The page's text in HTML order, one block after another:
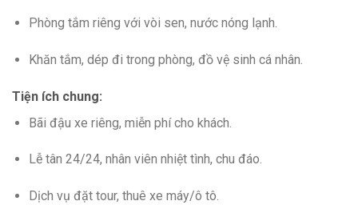
Phòng tắm riêng với vòi sen, nước nóng lạnh.
Khăn tắm, dép đi trong phòng, đồ vệ sinh cá nhân.
Tiện ích chung:
Bãi đậu xe riêng, miễn phí cho khách.
Lễ tân 24/24, nhân viên nhiệt tình, chu đáo.
Dịch vụ đặt tour, thuê xe máy/ô tô.